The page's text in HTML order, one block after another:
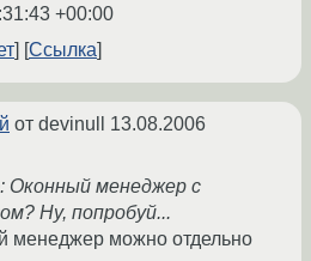
+00:00
Ссылка
от devinull 13.08.2006
Оконный менеджер с
Ну, попробуй...
менеджер можно отдельно